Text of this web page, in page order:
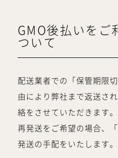
GMO後払いをご
ついて
配送業者での「保管期限
由により弊社まで返送さ
絡をさせていただきます。
再発送をご希望の場合、
発送の手配をいたします。